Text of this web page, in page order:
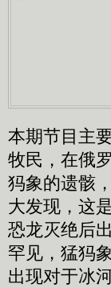
本期节目主
牧民，在俄
犸象的遗骸
大发现，这
恐龙灭绝后
罕见，猛犸
出现对于冰